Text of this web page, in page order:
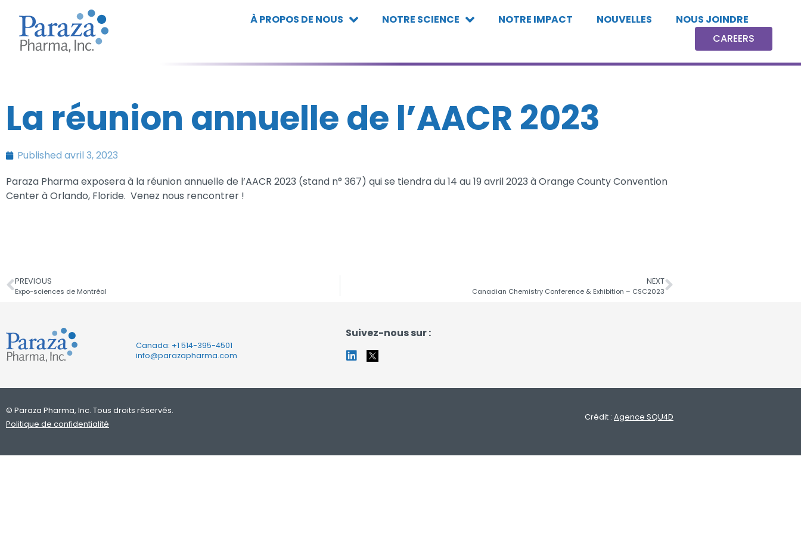
À PROPOS DE NOUS NOTRE SCIENCE NOTRE IMPACT NOUVELLES
NOUS JOINDRE
CAREERS
La réunion annuelle de l’AACR 2023
Published avril 3, 2023
Paraza Pharma exposera à la réunion annuelle de l’AACR 2023 (stand n° 367) qui se tiendra du 14 au 19 avril 2023 à Orange County Convention
Center à Orlando, Floride. Venez nous rencontrer !
PREVIOUS
Expo-sciences de Montréal
NEXT
Canadian Chemistry Conference & Exhibition – CSC2023
Canada: +1 514-395-4501
info@parazapharma.com
Suivez-nous sur :
© Paraza Pharma, Inc. Tous droits réservés.
Politique de confidentialité
Crédit : Agence SQU4D